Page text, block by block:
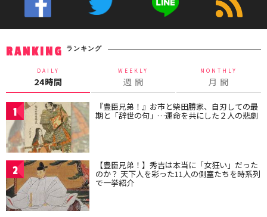
RANKING ランキング
DAILY
24時間
WEEKLY
週 間
MONTHLY
月 間
1 『豊臣兄弟！』お市と柴田勝家、自刃しての最
期と「辞世の句」…運命を共にした２人の悲劇
2 【豊臣兄弟！】秀吉は本当に「女狂い」だった
のか？ 天下人を彩った11人の側室たちを時系列
で一挙紹介